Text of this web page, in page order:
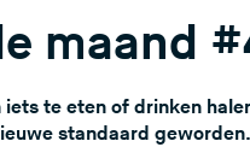
maand
te eten of drinken
standaard